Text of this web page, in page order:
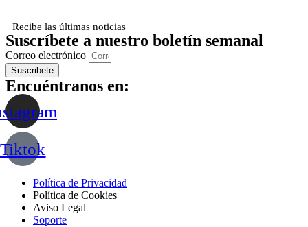
Recibe las últimas noticias
Suscríbete a nuestro boletín semanal
Correo electrónico
Suscribete
Encuéntranos en:
Tiktok
Política de Privacidad
Política de Cookies
Aviso Legal
Soporte